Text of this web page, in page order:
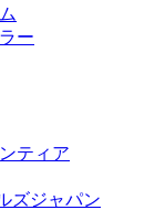
ー
ティア
ズジャパン